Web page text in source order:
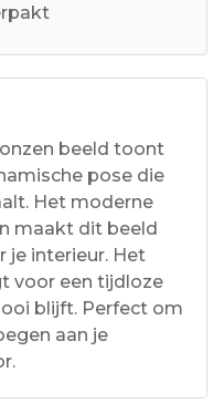
beeld toont
pose die
Het moderne
maakt dit beeld
je interieur. Het
voor een tijdloze
blijft. Perfect om
aan je